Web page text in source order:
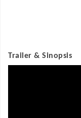
Trailer & Sinopsis